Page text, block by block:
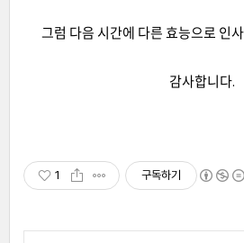
그럼 다음 시간에 다른 효능으로 인
감사합니다.
1 구독하기